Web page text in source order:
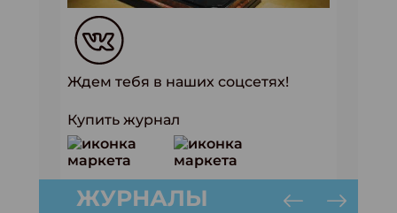
Ждем тебя в наших соцсетях!
Купить журнал
ЖУРНАЛЫ